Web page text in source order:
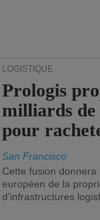
LOGISTIQUE
Prologis
milliards
pour
San Francisco
Cette fusion
européen de la
d'infrastructures